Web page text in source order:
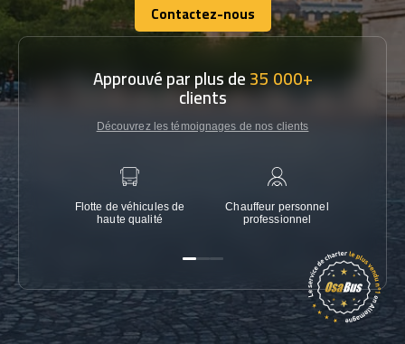
Contactez-nous
Contactez-nous
Approuvé par plus de35 000+
clients
Découvrez les témoignages de nos clients
Flotte de véhicules de
haute qualité
Chauffeur personnel
professionnel